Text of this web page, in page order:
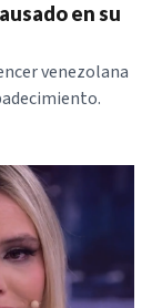
en su
venezolana